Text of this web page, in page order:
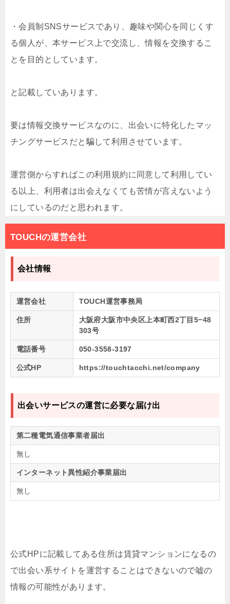
・会員制SNSサービスであり、趣味や関心を同じくす
る個人が、本サービス上で交流し、情報を交換するこ
とを目的としています。
と記載していあります。
要は情報交換サービスなのに、出会いに特化したマッ
チングサービスだと騙して利用させています。
運営側からすればこの利用規約に同意して利用してい
る以上、利用者は出会えなくても苦情が言えないよう
にしているのだと思われます。
TOUCHの運営会社
会社情報
運営会社 TOUCH運営事務局
住所
大阪府大阪市中央区上本町西2丁目5−48
303号
電話番号 050-3558-3197
公式HP https://touchtacchi.net/company
出会いサービスの運営に必要な届け出
第二種電気通信事業者届出
無し
インターネット異性紹介事業届出
無し
公式HPに記載してある住所は賃貸マンションになるの
で出会い系サイトを運営することはできないので嘘の
情報の可能性があります。